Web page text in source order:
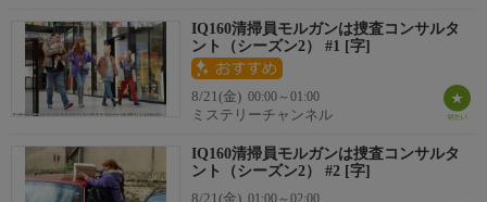
IQ160清掃員モルガンは捜査コンサルタ
ント（シーズン2） #1 [字]
8/21(金) 00:00～01:00
ミステリーチャンネル
IQ160清掃員モルガンは捜査コンサルタ
ント（シーズン2） #2 [字]
8/21(金)